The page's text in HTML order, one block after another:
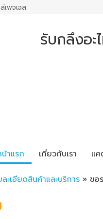
เพจเจส
รับกลึงอ
าแรก เกี่ยวกับเรา แ
ละเอียดสินค้าและบริการ » ขอ